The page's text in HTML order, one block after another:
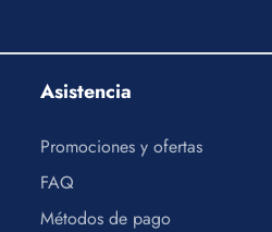
Asistencia
Promociones y ofertas
FAQ
Métodos de pago